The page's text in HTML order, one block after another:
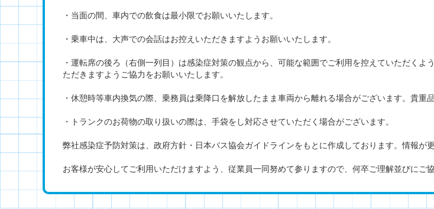
・当面の間、車内での飲食は最小限でお願いいたします。
・乗車中は、大声での会話はお控えいただきますようお願いいたします。
・運転席の後ろ（右側一列目）は感染症対策の観点から、可能な範囲でご利用を控えていただく
ただきますようご協力をお願いいたします。
・休憩時等車内換気の際、乗務員は乗降口を解放したまま車両から離れる場合がございます。貴
・トランクのお荷物の取り扱いの際は、手袋をし対応させていただく場合がございます。
弊社感染症予防対策は、政府方針・日本バス協会ガイドラインをもとに作成しております。情報が
お客様が安心してご利用いただけますよう、従業員一同努めて参りますので、何卒ご理解並びにご